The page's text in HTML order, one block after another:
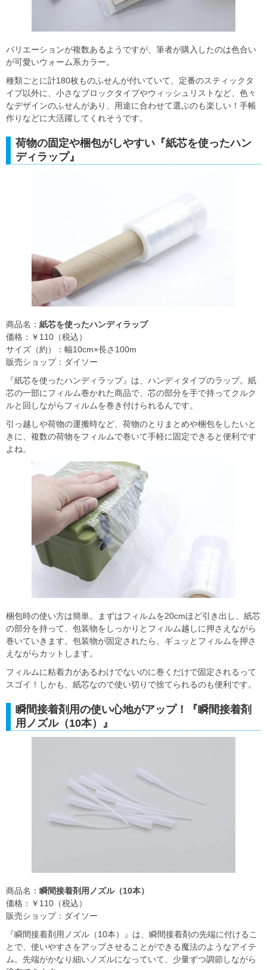
バリエーションが複数あるようですが、筆者が購入したのは色合い
が可愛いウォーム系カラー。
種類ごとに計180枚ものふせんが付いていて、定番のスティックタ
イプ以外に、小さなブロックタイプやウィッシュリストなど、色々
なデザインのふせんがあり、用途に合わせて選ぶのも楽しい！手帳
作りなどに大活躍してくれそうです。
荷物の固定や梱包がしやすい『紙芯を使ったハン
ディラップ』
商品名： 紙芯を使ったハンディラップ
価格：￥110（税込）
サイズ（約）：幅10cm×長さ100m
販売ショップ：ダイソー
『紙芯を使ったハンディラップ』は、ハンディタイプのラップ。紙
芯の一部にフィルム巻かれた商品で、芯の部分を手で持ってクルク
ルと回しながらフィルムを巻き付けられるんです。
引っ越しや荷物の運搬時など、荷物のとりまとめや梱包をしたいと
きに、複数の荷物をフィルムで巻いて手軽に固定できると便利です
よね。
梱包時の使い方は簡単。まずはフィルムを20cmほど引き出し、紙芯
の部分を持って、包装物をしっかりとフィルム越しに押さえながら
巻いていきます。包装物が固定されたら、ギュッとフィルムを押さ
えながらカットします。
フィルムに粘着力があるわけでないのに巻くだけで固定されるって
スゴイ！しかも、紙芯なので使い切りで捨てられるのも便利です。
瞬間接着剤用の使い心地がアップ！『瞬間接着剤
用ノズル（10本）』
商品名： 瞬間接着剤用ノズル（10本）
価格：￥110（税込）
販売ショップ：ダイソー
『瞬間接着剤用ノズル（10本）』は、瞬間接着剤の先端に付けるこ
とで、使いやすさをアップさせることができる魔法のようなアイテ
ム。先端がかなり細いノズルになっていて、少量ずつ調節しながら